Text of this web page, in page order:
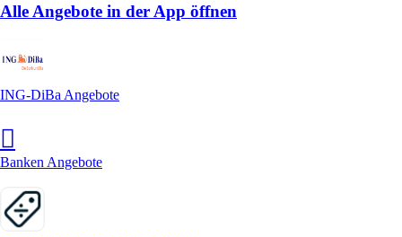
Alle Angebote in der App öffnen
ING-DiBa Angebote
Banken Angebote